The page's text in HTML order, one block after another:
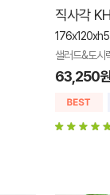
직사각
샐러드&도시
63,250